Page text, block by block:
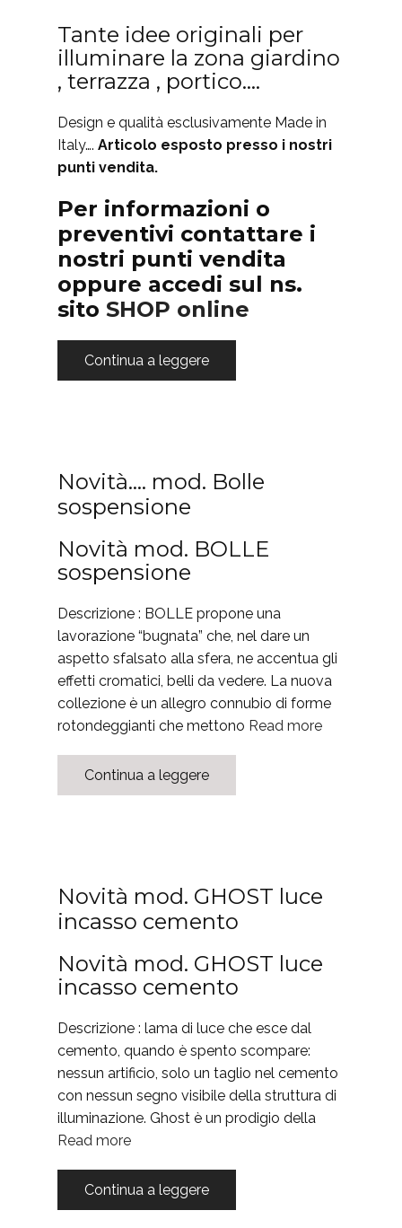
Tante idee originali per
illuminare la zona giardino
, terrazza , portico….
Design e qualità esclusivamente Made in
Italy…. Articolo esposto presso i nostri
punti vendita.
Per informazioni o
preventivi contattare i
nostri punti vendita
oppure accedi sul ns.
sito SHOP online
Continua a leggere
Novità…. mod. Bolle
sospensione
Novità mod. BOLLE
sospensione
Descrizione : BOLLE propone una
lavorazione “bugnata” che, nel dare un
aspetto sfalsato alla sfera, ne accentua gli
effetti cromatici, belli da vedere. La nuova
collezione è un allegro connubio di forme
rotondeggianti che mettono Read more
Continua a leggere
Novità mod. GHOST luce
incasso cemento
Novità mod. GHOST luce
incasso cemento
Descrizione : lama di luce che esce dal
cemento, quando è spento scompare:
nessun artificio, solo un taglio nel cemento
con nessun segno visibile della struttura di
illuminazione. Ghost è un prodigio della
Read more
Continua a leggere